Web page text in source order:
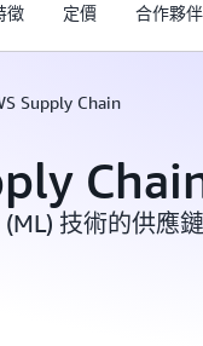
徵 定價 合作夥伴
Supply Chain
技術的供應